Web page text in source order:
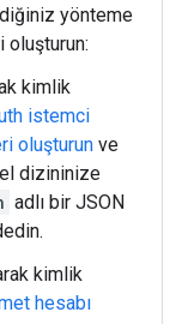
yönteme
kimlik
istemci
oluşturun ve
dizininize
adlı bir JSON
kimlik
hesabı